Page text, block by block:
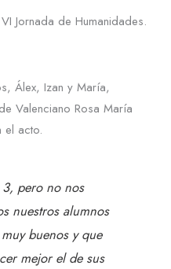
Jornada de Humanidades.
Álex, Izan y María,
Valenciano Rosa María
el acto.
pero no nos
nuestros alumnos
buenos y que
mejor el de sus